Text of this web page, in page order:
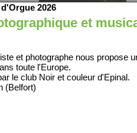
2026
et
et photographe nous propose
toute l'Europe.
le club Noir et couleur d'Epinal.
(Belfort)